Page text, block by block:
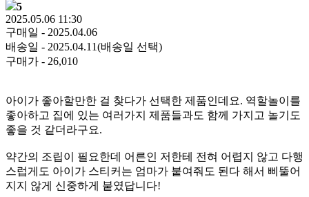
5
2025.05.06 11:30
구매일 - 2025.04.06
배송일 - 2025.04.11(배송일 선택)
구매가 - 26,010
아이가 좋아할만한 걸 찾다가 선택한 제품인데요. 역할놀이를
좋아하고 집에 있는 여러가지 제품들과도 함께 가지고 놀기도
좋을 것 같더라구요.
약간의 조립이 필요한데 어른인 저한테 전혀 어렵지 않고 다행
스럽게도 아이가 스티커는 엄마가 붙여줘도 된다 해서 삐뚤어
지지 않게 신중하게 붙였답니다!